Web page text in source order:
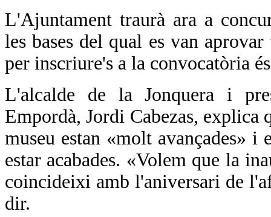
L'Ajuntament traurà ara a
les bases del qual es van
per inscriure's a la convocatòria
L'alcalde de la Jonquera i
Empordà, Jordi Cabezas, explica
museu estan «molt avançades»
estar acabades. «Volem que la
coincideixi amb l'aniversari de
dir.